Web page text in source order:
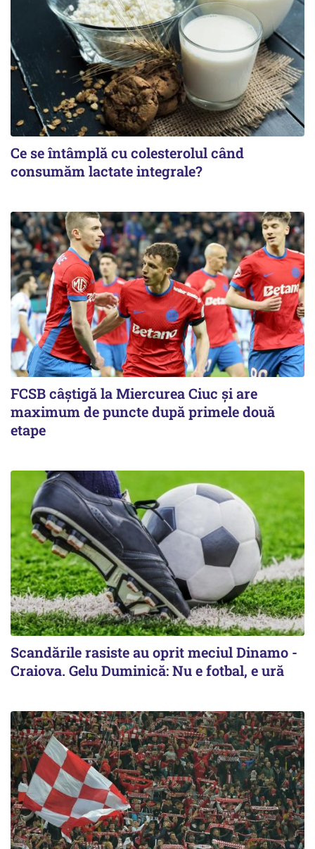
Ce se întâmplă cu colesterolul când
consumăm lactate integrale?
FCSB câştigă la Miercurea Ciuc şi are
maximum de puncte după primele două
etape
Scandările rasiste au oprit meciul Dinamo -
Craiova. Gelu Duminică: Nu e fotbal, e ură